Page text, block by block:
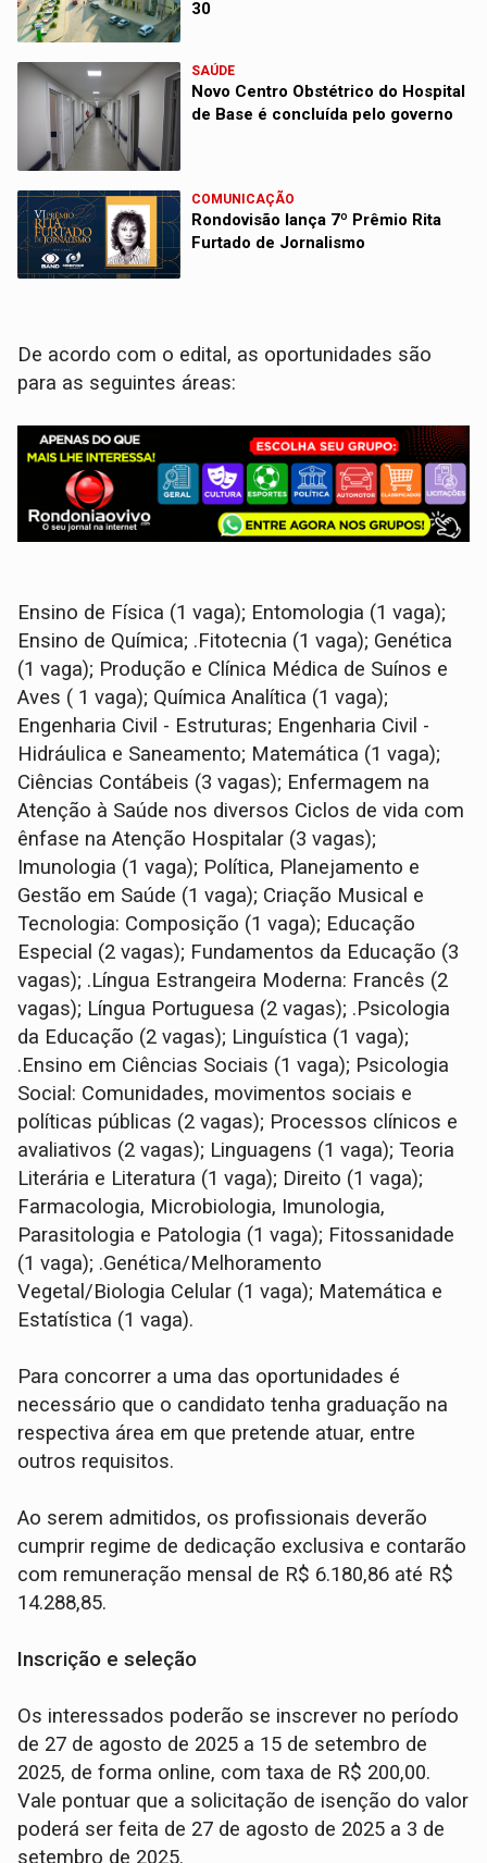
30
SAÚDE
Novo Centro Obstétrico do Hospital
de Base é concluída pelo governo
COMUNICAÇÃO
Rondovisão lança 7º Prêmio Rita
Furtado de Jornalismo
De acordo com o edital, as oportunidades são
para as seguintes áreas:
Ensino de Física (1 vaga); Entomologia (1 vaga);
Ensino de Química; .Fitotecnia (1 vaga); Genética
(1 vaga); Produção e Clínica Médica de Suínos e
Aves ( 1 vaga); Química Analítica (1 vaga);
Engenharia Civil - Estruturas; Engenharia Civil -
Hidráulica e Saneamento; Matemática (1 vaga);
Ciências Contábeis (3 vagas); Enfermagem na
Atenção à Saúde nos diversos Ciclos de vida com
ênfase na Atenção Hospitalar (3 vagas);
Imunologia (1 vaga); Política, Planejamento e
Gestão em Saúde (1 vaga); Criação Musical e
Tecnologia: Composição (1 vaga); Educação
Especial (2 vagas); Fundamentos da Educação (3
vagas); .Língua Estrangeira Moderna: Francês (2
vagas); Língua Portuguesa (2 vagas); .Psicologia
da Educação (2 vagas); Linguística (1 vaga);
.Ensino em Ciências Sociais (1 vaga); Psicologia
Social: Comunidades, movimentos sociais e
políticas públicas (2 vagas); Processos clínicos e
avaliativos (2 vagas); Linguagens (1 vaga); Teoria
Literária e Literatura (1 vaga); Direito (1 vaga);
Farmacologia, Microbiologia, Imunologia,
Parasitologia e Patologia (1 vaga); Fitossanidade
(1 vaga); .Genética/Melhoramento
Vegetal/Biologia Celular (1 vaga); Matemática e
Estatística (1 vaga).
Para concorrer a uma das oportunidades é
necessário que o candidato tenha graduação na
respectiva área em que pretende atuar, entre
outros requisitos.
Ao serem admitidos, os profissionais deverão
cumprir regime de dedicação exclusiva e contarão
com remuneração mensal de R$ 6.180,86 até R$
14.288,85.
Inscrição e seleção
Os interessados poderão se inscrever no período
de 27 de agosto de 2025 a 15 de setembro de
2025, de forma online, com taxa de R$ 200,00.
Vale pontuar que a solicitação de isenção do valor
poderá ser feita de 27 de agosto de 2025 a 3 de
setembro de 2025.